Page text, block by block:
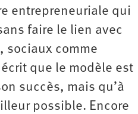
entrepreneuriale qui
faire le lien avec
sociaux comme
que le modèle est
succès, mais qu’à
possible. Encore